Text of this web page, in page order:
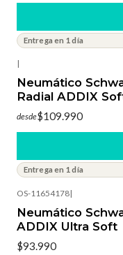
Entrega en 1 día
|
Neumático
Radial ADDIX
desde$109.990
Entrega en 1 día
OS-11654178|
Neumático
ADDIX Ultra Soft
$93.990